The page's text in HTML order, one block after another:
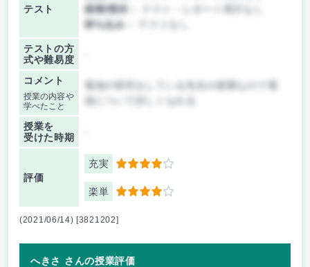
テスト
後期/期末：
持ち込み：
テストの方
式や難易度
コメント
授業の内容や
学べたこと
電池の研究をしている先生の授業なので電
授業を
受けた時期
評価
充実 4
楽単 4
(2021/06/14) [3821202]
へきさ さんの授業評価